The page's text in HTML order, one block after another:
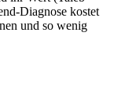
Diagnose kostet
und so wenig